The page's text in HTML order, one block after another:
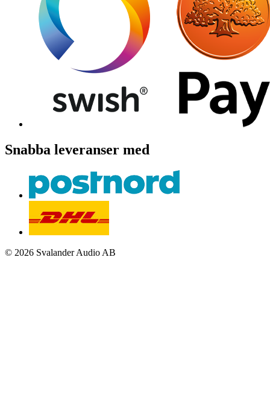
Snabba leveranser med
© 2026 Svalander Audio AB